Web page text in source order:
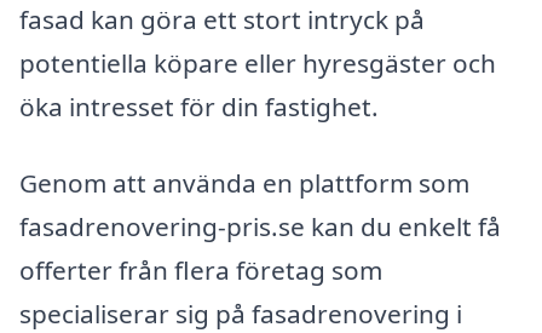
fasad kan göra ett stort intryck på
potentiella köpare eller hyresgäster och
öka intresset för din fastighet.
Genom att använda en plattform som
fasadrenovering-pris.se kan du enkelt få
offerter från flera företag som
specialiserar sig på fasadrenovering i